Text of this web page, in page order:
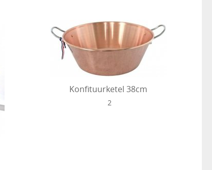
Konfituurketel 38cm
2